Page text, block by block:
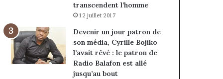
transcendent l’homme
12 juillet 2017
Devenir un jour patron de
son média, Cyrille Bojiko
l’avait rêvé : le patron de
Radio Balafon est allé
jusqu’au bout